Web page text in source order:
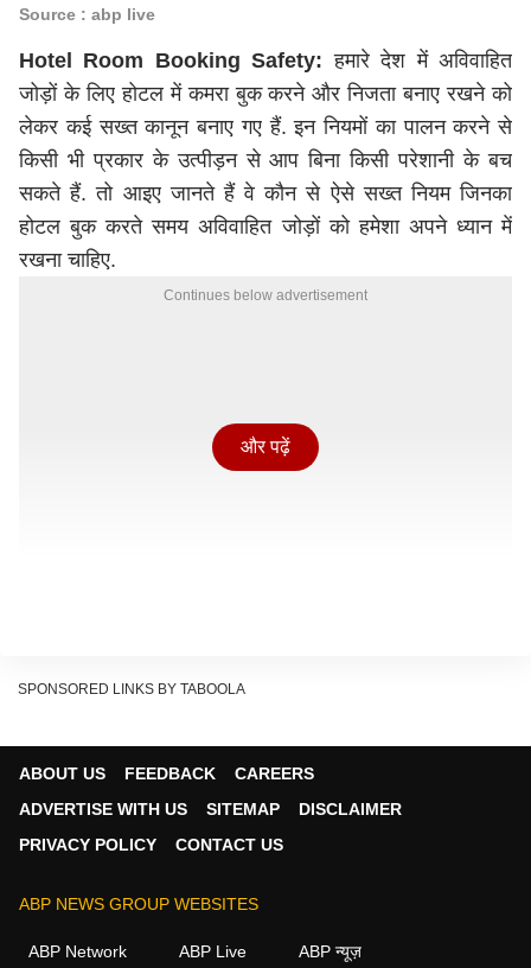
Source : abp live
Hotel Room Booking Safety: हमारे देश में अविवाहित
जोड़ों के लिए होटल में कमरा बुक करने और निजता बनाए रखने को
लेकर कई सख्त कानून बनाए गए हैं. इन नियमों का पालन करने से
किसी भी प्रकार के उत्पीड़न से आप बिना किसी परेशानी के बच
सकते हैं. तो आइए जानते हैं वे कौन से ऐसे सख्त नियम जिनका
होटल बुक करते समय अविवाहित जोड़ों को हमेशा अपने ध्यान में
रखना चाहिए.
Continues below advertisement
Key points generated by AI, verified by newsroom
भारतीय संविधान का अनुच्छेद 21 के तहत हर नागरिक को अपने
और पढ़ें
SPONSORED LINKS BY TABOOLA
ABOUT US FEEDBACK
CAREERS
ADVERTISE WITH US
SITEMAP
DISCLAIMER
PRIVACY POLICY
CONTACT US
ABP NEWS GROUP WEBSITES
ABP Network ABP Live ABP न्यूज़